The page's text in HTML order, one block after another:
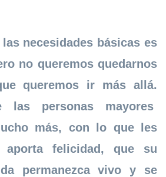
necesidades básicas es
no queremos quedarnos
queremos ir más allá.
las personas mayores
más, con lo que les
felicidad, que su
permanezca vivo y se